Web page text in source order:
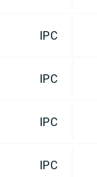
IPC
IPC
IPC
IPC